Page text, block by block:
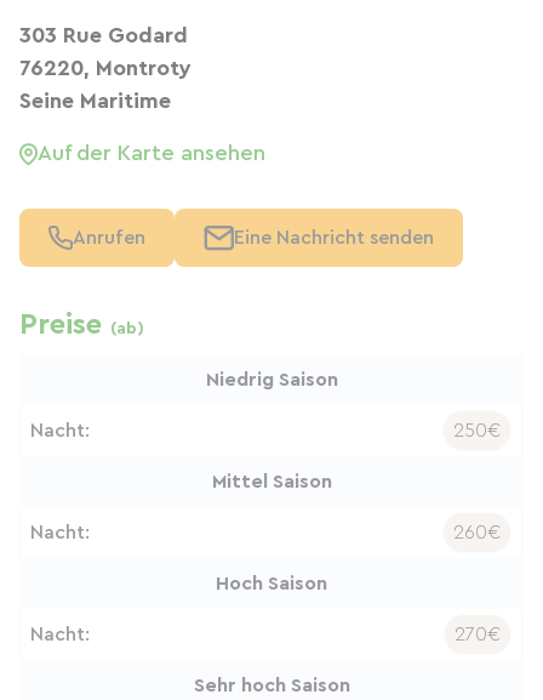
303 Rue Godard
76220, Montroty
Seine Maritime
Auf der Karte ansehen
Anrufen Eine Nachricht senden
Preise (ab)
Niedrig Saison
Nacht: 250€
Mittel Saison
Nacht: 260€
Hoch Saison
Nacht: 270€
Sehr hoch Saison